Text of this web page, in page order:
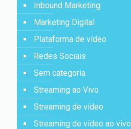
Inbound Marketing
Marketing Digital
Plataforma de vídeo
Redes Sociais
Sem categoria
Streaming ao Vivo
Streaming de vídeo
Streaming de vídeo ao vivo